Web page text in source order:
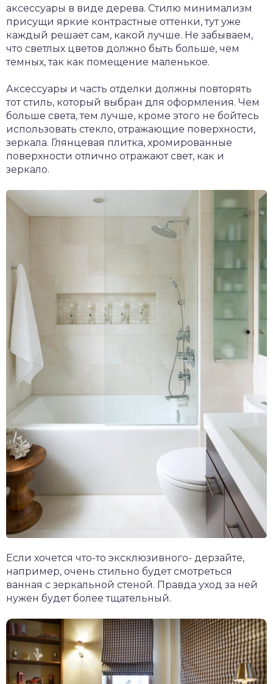
аксессуары в виде дерева. Стилю минимализм
присущи яркие контрастные оттенки, тут уже
каждый решает сам, какой лучше. Не забываем,
что светлых цветов должно быть больше, чем
темных, так как помещение маленькое.
Аксессуары и часть отделки должны повторять
тот стиль, который выбран для оформления. Чем
больше света, тем лучше, кроме этого не бойтесь
использовать стекло, отражающие поверхности,
зеркала. Глянцевая плитка, хромированные
поверхности отлично отражают свет, как и
зеркало.
Если хочется что-то эксклюзивного- дерзайте,
например, очень стильно будет смотреться
ванная с зеркальной стеной. Правда уход за ней
нужен будет более тщательный.